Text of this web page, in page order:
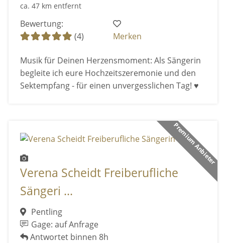
ca. 47 km entfernt
Bewertung:
(4)
Merken
Musik für Deinen Herzensmoment: Als Sängerin
begleite ich eure Hochzeitszeremonie und den
Sektempfang - für einen unvergesslichen Tag! ♥
Premium Anbieter
Verena Scheidt Freiberufliche
Sängeri ...
Pentling
Gage: auf Anfrage
Antwortet binnen 8h